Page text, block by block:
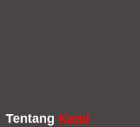
Tentang Kami